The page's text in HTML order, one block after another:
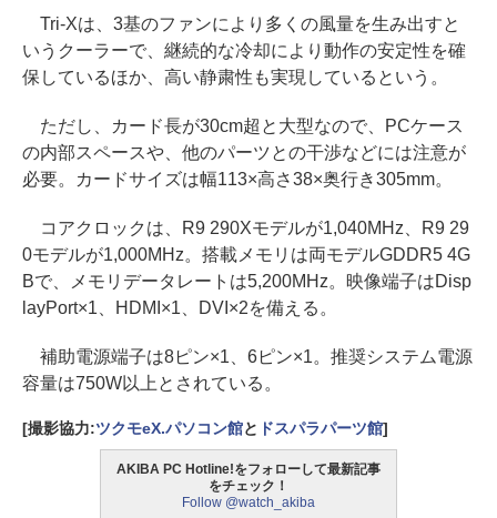
Tri-Xは、3基のファンにより多くの風量を生み出すと
いうクーラーで、継続的な冷却により動作の安定性を確
保しているほか、高い静粛性も実現しているという。
ただし、カード長が30cm超と大型なので、PCケース
の内部スペースや、他のパーツとの干渉などには注意が
必要。カードサイズは幅113×高さ38×奥行き305mm。
コアクロックは、R9 290Xモデルが1,040MHz、R9 29
0モデルが1,000MHz。搭載メモリは両モデルGDDR5 4G
Bで、メモリデータレートは5,200MHz。映像端子はDisp
layPort×1、HDMI×1、DVI×2を備える。
補助電源端子は8ピン×1、6ピン×1。推奨システム電源
容量は750W以上とされている。
[撮影協力:ツクモeX.パソコン館と ドスパラパーツ館]
AKIBA PC Hotline!をフォローして最新記事
をチェック！
Follow @watch_akiba